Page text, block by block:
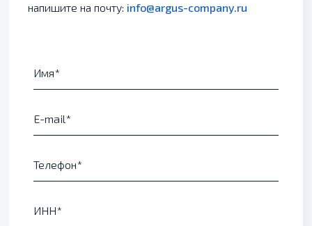
напишите на почту: info@argus-company.ru
Имя
E-mail
Телефон
ИНН